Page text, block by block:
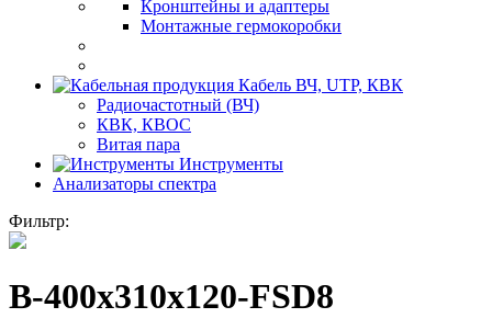
Кронштейны и адаптеры
Монтажные гермокоробки
Кабель ВЧ, UTP, КВК
Радиочастотный (ВЧ)
КВК, КВОС
Витая пара
Инструменты
Анализаторы спектра
Фильтр:
B-400x310x120-FSD8